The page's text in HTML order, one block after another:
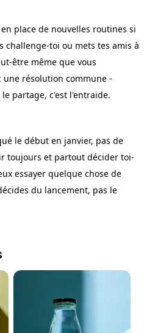
place de nouvelles routines si
challenge-toi ou mets tes amis à
être même que vous
une résolution commune -
partage, c'est l'entraide.
le début en janvier, pas de
toujours et partout décider toi-
essayer quelque chose de
du lancement, pas le